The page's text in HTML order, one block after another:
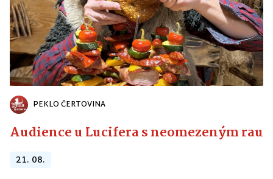
PEKLO ČERTOVINA
Audience u Lucifera s neomezeným
21. 08.